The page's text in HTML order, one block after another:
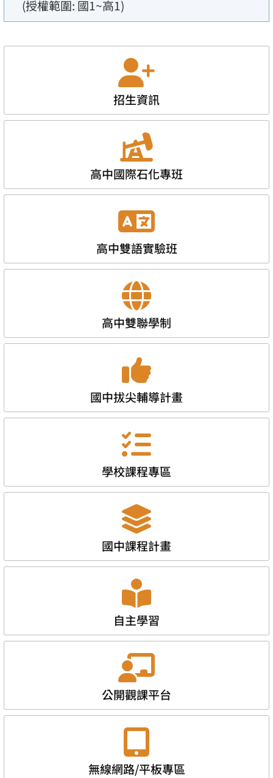
(授權範圍: 國1~高1)
招生資訊
高中國際石化專班
高中雙語實驗班
高中雙聯學制
國中拔尖輔導計畫
學校課程專區
國中課程計畫
自主學習
公開觀課平台
無線網路/平板專區